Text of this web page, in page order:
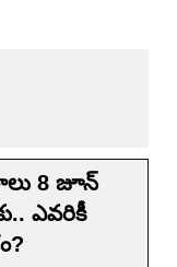
8 జూన్
ఎవరికీ